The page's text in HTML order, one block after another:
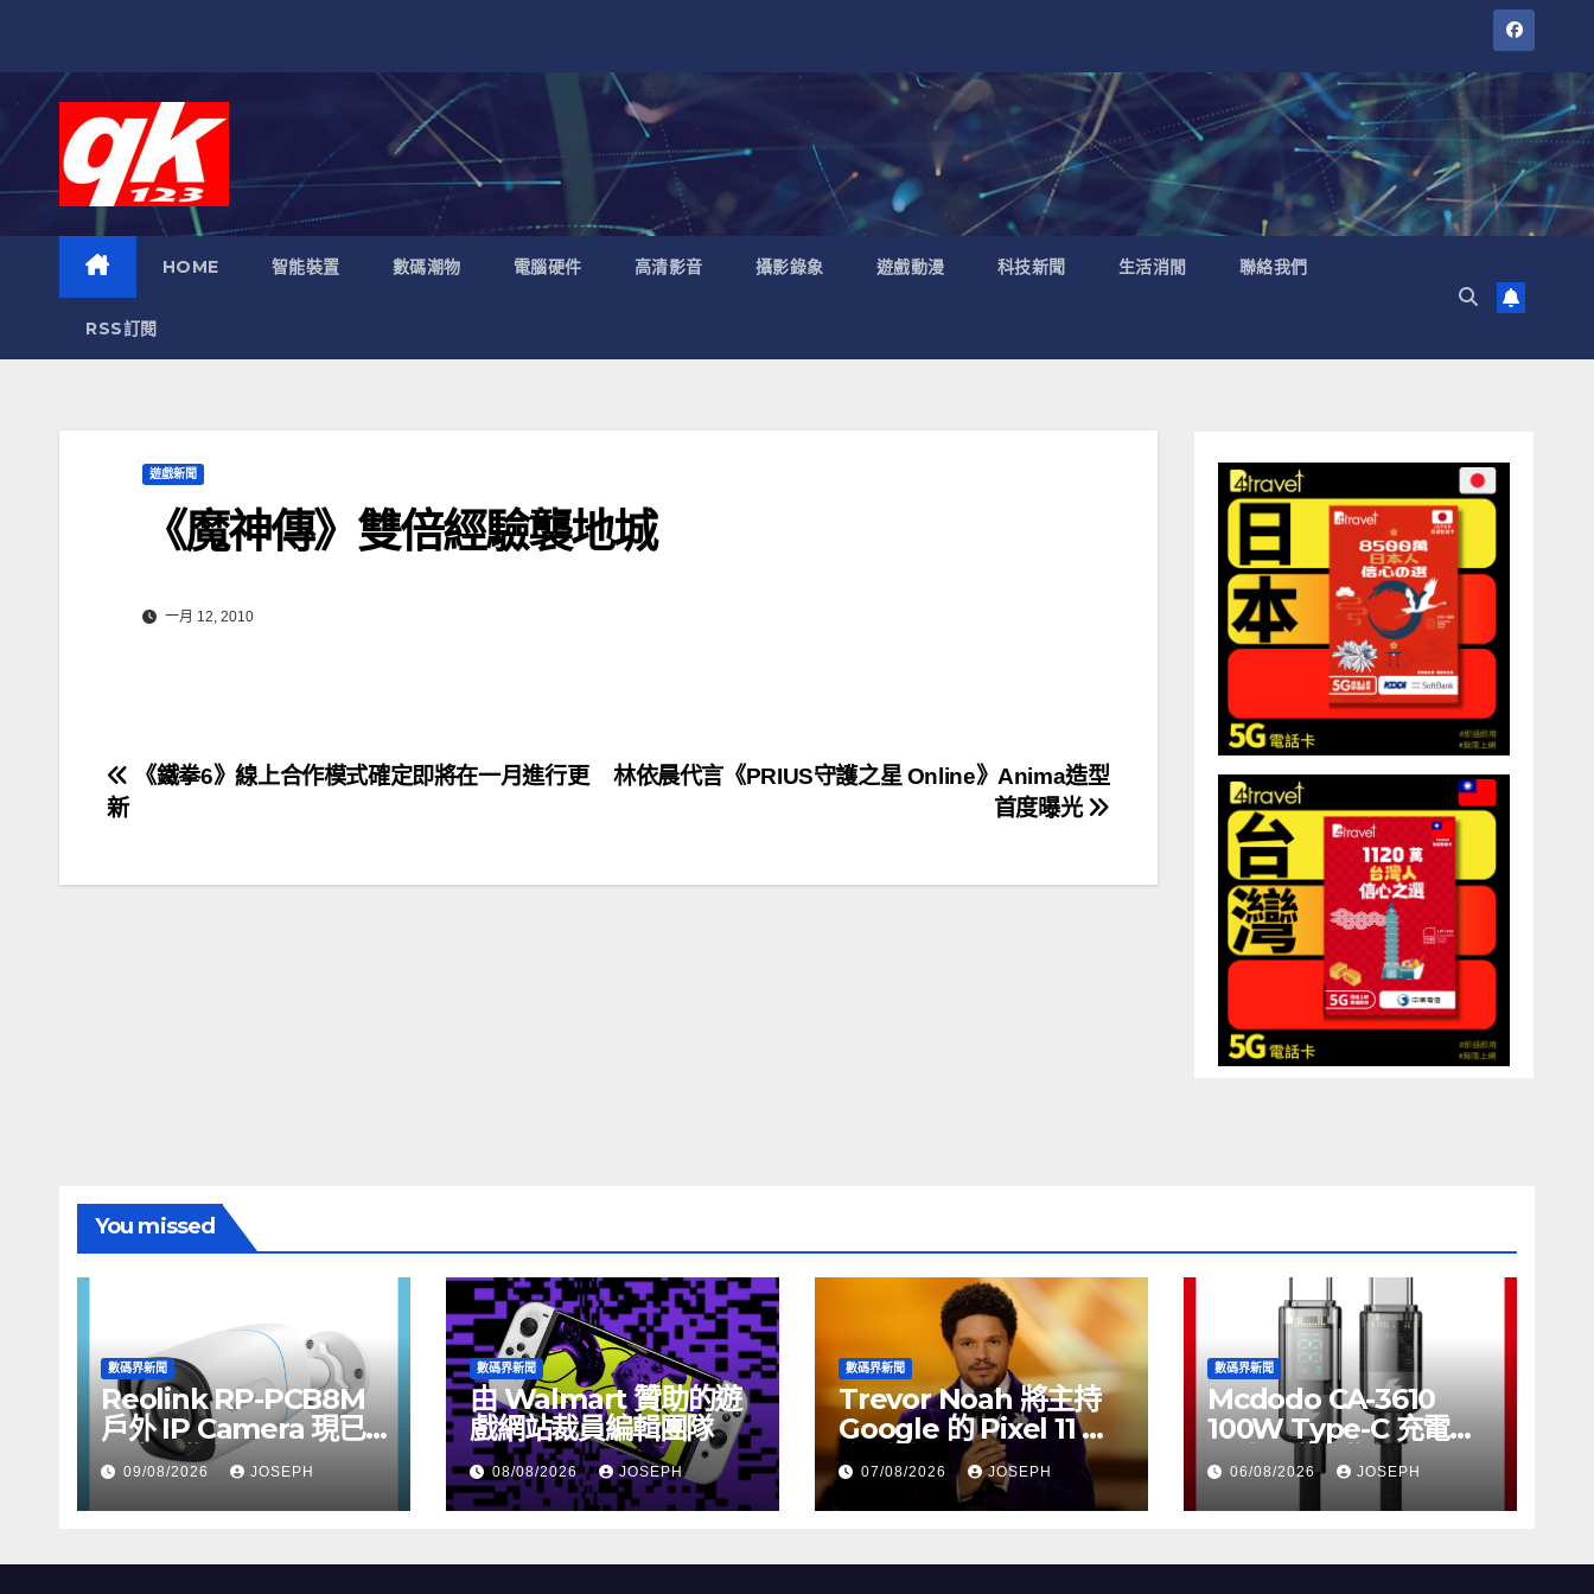
HOME 智能裝置 數碼潮物 電腦硬件 高清影音 攝影錄象 遊戲動漫 科技新聞 生活消閒 聯絡我們
RSS訂閱
遊戲新聞
《魔神傳》雙倍經驗襲地城
一月 12, 2010
文
章
導
林依晨代言《PRIUS守護之星 Online》Anima造型
首度曝光
《鐵拳6》線上合作模式確定即將在一月進行更
新
You missed
數碼界新聞
Reolink RP-PCB8M
戶外 IP Camera 現已
上市，售價 HK$722
09/08/2026 JOSEPH
數碼界新聞
由 Walmart 贊助的遊
戲網站裁員編輯團隊
08/08/2026 JOSEPH
數碼界新聞
Trevor Noah 將主持
Google 的 Pixel 11 推
介活動
07/08/2026 JOSEPH
數碼界新聞
Mcdodo CA-3610
100W Type-C 充電線
正式上市，售價
HK$115
06/08/2026 JOSEPH